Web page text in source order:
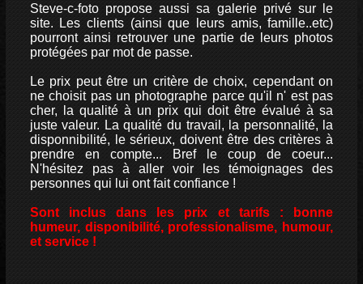
Steve-c-foto propose aussi sa galerie privé sur le
site. Les clients (ainsi que leurs amis, famille..etc)
pourront ainsi retrouver une partie de leurs photos
protégées par mot de passe.
Le prix peut être un critère de choix, cependant on
ne choisit pas un photographe parce qu'il n' est pas
cher, la qualité à un prix qui doit être évalué à sa
juste valeur. La qualité du travail, la personnalité, la
disponnibilité, le sérieux, doivent être des critères à
prendre en compte... Bref le coup de coeur...
N'hésitez pas à aller voir les témoignages des
personnes qui lui ont fait confiance !
Sont inclus dans les prix et tarifs : bonne
humeur, disponibilité, professionalisme, humour,
et service !